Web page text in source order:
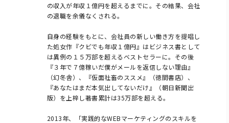
の収入が年収１億円を超えるまでに。その結果、会社
の退職を余儀なくされる。
自身の経験をもとに、会社員の新しい働き方を提唱し
た処女作『クビでも年収１億円』はビジネス書として
は異例の１５万部を超えるベストセラーに。その後
『３年で７億稼いだ僕がメールを返信しない理由』
（幻冬舎）、『仮面社畜のススメ』（徳間書店）、
『あなたはまだ本気出してないだけ』（朝日新聞出
版）を上梓し著書累計は35万部を超える。
2013年、「実践的なWEBマーケティングのスキルを